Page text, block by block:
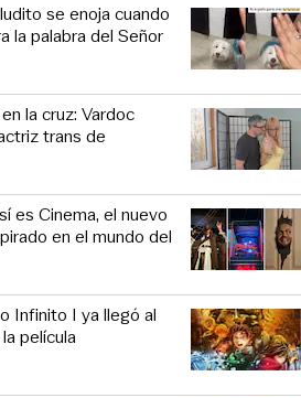
se enoja cuando
la palabra del Señor
la cruz: Vardoc
trans de
es Cinema, el nuevo
en el mundo del
Infinito I ya llegó al
película